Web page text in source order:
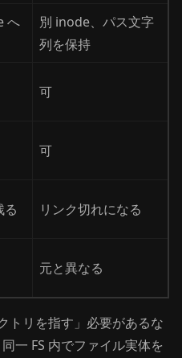
へ
別 inode、パス文字
列を保持
可
可
る リンク切れになる
元と異なる
トリを指す」必要があるな
一 FS 内でファイル実体を